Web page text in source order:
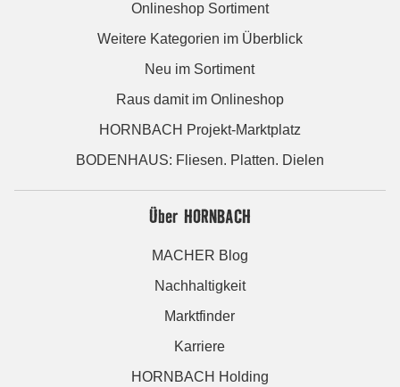
Onlineshop Sortiment
Weitere Kategorien im Überblick
Neu im Sortiment
Raus damit im Onlineshop
HORNBACH Projekt-Marktplatz
BODENHAUS: Fliesen. Platten. Dielen
Über HORNBACH
MACHER Blog
Nachhaltigkeit
Marktfinder
Karriere
HORNBACH Holding